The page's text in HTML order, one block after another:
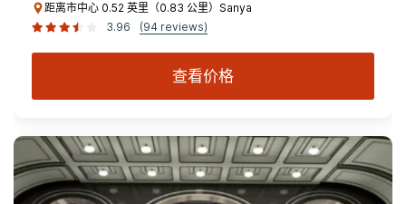
距离市中心 0.52 英里（0.83 公里）Sanya
3.96
(94 reviews)
查看价格